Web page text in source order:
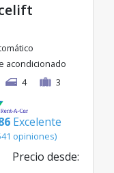
acondicionado
4 3
Excelente
opiniones)
Precio desde: